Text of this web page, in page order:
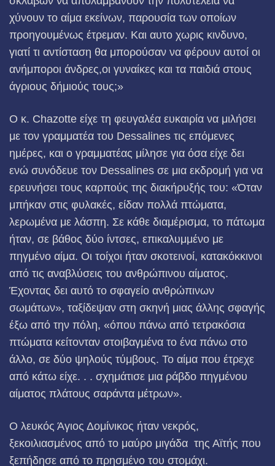
χύνουν το αίμα εκείνων, παρουσία των οποίων
προηγουμένως έτρεμαν. Και αυτο χωρις κινδυνο,
γιατί τι αντίσταση θα μπορούσαν να φέρουν αυτοί οι
ανήμποροι άνδρες,οι γυναίκες και τα παιδιά στους
άγριους δήμιούς τους;»
Ο κ. Chazotte είχε τη φευγαλέα ευκαιρία να μιλήσει
με τον γραμματέα του Dessalines τις επόμενες
ημέρες, και ο γραμματέας μίλησε για όσα είχε δει
ενώ συνόδευε τον Dessalines σε μια εκδρομή για να
ερευνήσει τους καρπούς της διακήρυξής του: «Όταν
μπήκαν στις φυλακές, είδαν πολλά πτώματα,
λερωμένα με λάσπη. Σε κάθε διαμέρισμα, το πάτωμα
ήταν, σε βάθος δύο ίντσες, επικαλυμμένο με
πηγμένο αίμα. Οι τοίχοι ήταν σκοτεινοί, κατακόκκινοι
από τις αναβλύσεις του ανθρώπινου αίματος.
Έχοντας δει αυτό το σφαγείο ανθρώπινων
σωμάτων», ταξίδεψαν στη σκηνή μιας άλλης σφαγής
έξω από την πόλη, «όπου πάνω από τετρακόσια
πτώματα κείτονταν στοιβαγμένα το ένα πάνω στο
άλλο, σε δύο ψηλούς τύμβους. Το αίμα που έτρεχε
από κάτω είχε. . . σχημάτισε μια ράβδο πηγμένου
αίματος πλάτους σαράντα μέτρων».
Ο λευκός Άγιος Δομίνικος ήταν νεκρός,
ξεκοιλιασμένος από το μαύρο μιγάδα της Αϊτής που
ξεπήδησε από το πρησμένο του στομάχι.